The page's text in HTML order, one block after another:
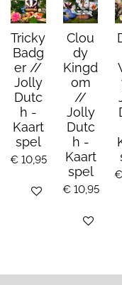
Tricky
Badg
er //
Jolly
Dutc
h -
Kaart
spel
€ 10,95
Bekijk details
Clou
dy
Kingd
om
//
Jolly
Dutc
h -
Kaart
spel
€ 10,95
Bekijk